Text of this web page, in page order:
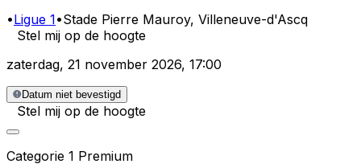
•Ligue 1•Stade Pierre Mauroy, Villeneuve-d'Ascq
Stel mij op de hoogte
zaterdag, 21 november 2026, 17:00
Datum niet bevestigd
Stel mij op de hoogte
Categorie 1 Premium